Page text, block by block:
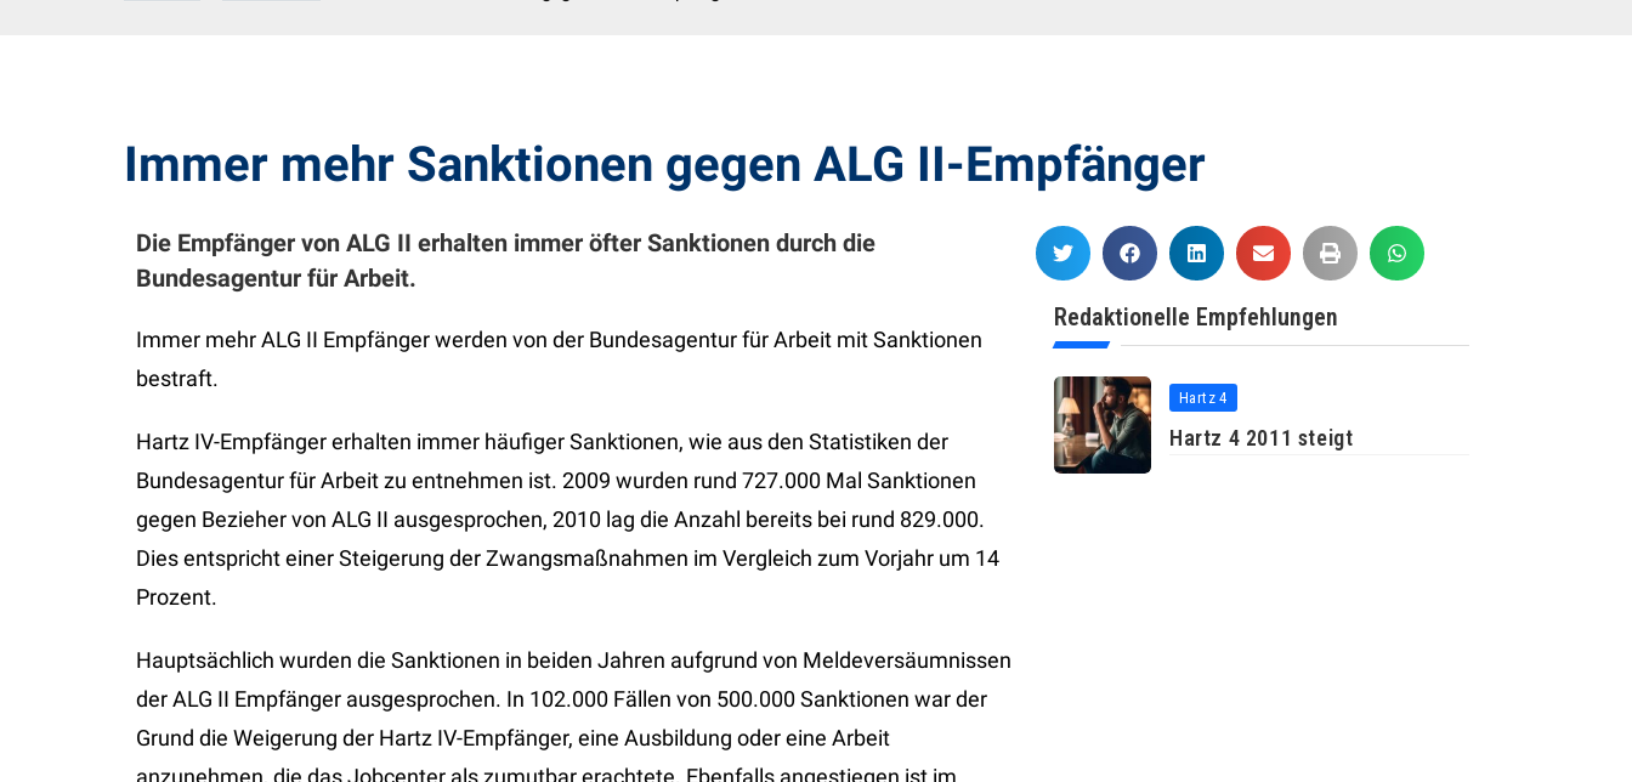
Immer mehr Sanktionen gegen ALG II-Empfänger
Die Empfänger von ALG II erhalten immer öfter Sanktionen durch die
Bundesagentur für Arbeit.
Immer mehr ALG II Empfänger werden von der Bundesagentur für Arbeit mit Sanktionen
bestraft.
Hartz IV-Empfänger erhalten immer häufiger Sanktionen, wie aus den Statistiken der
Bundesagentur für Arbeit zu entnehmen ist. 2009 wurden rund 727.000 Mal Sanktionen
gegen Bezieher von ALG II ausgesprochen, 2010 lag die Anzahl bereits bei rund 829.000.
Dies entspricht einer Steigerung der Zwangsmaßnahmen im Vergleich zum Vorjahr um 14
Prozent.
Hauptsächlich wurden die Sanktionen in beiden Jahren aufgrund von Meldeversäumnissen
der ALG II Empfänger ausgesprochen. In 102.000 Fällen von 500.000 Sanktionen war der
Grund die Weigerung der Hartz IV-Empfänger, eine Ausbildung oder eine Arbeit
anzunehmen, die das Jobcenter als zumutbar erachtete. Ebenfalls angestiegen ist im
Redaktionelle Empfehlungen
Hartz 4
Hartz 4 2011 steigt